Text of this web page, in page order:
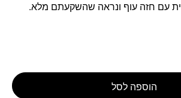
עם חזה עוף ונראה שהשקעתם מלא.
הוספה לסל